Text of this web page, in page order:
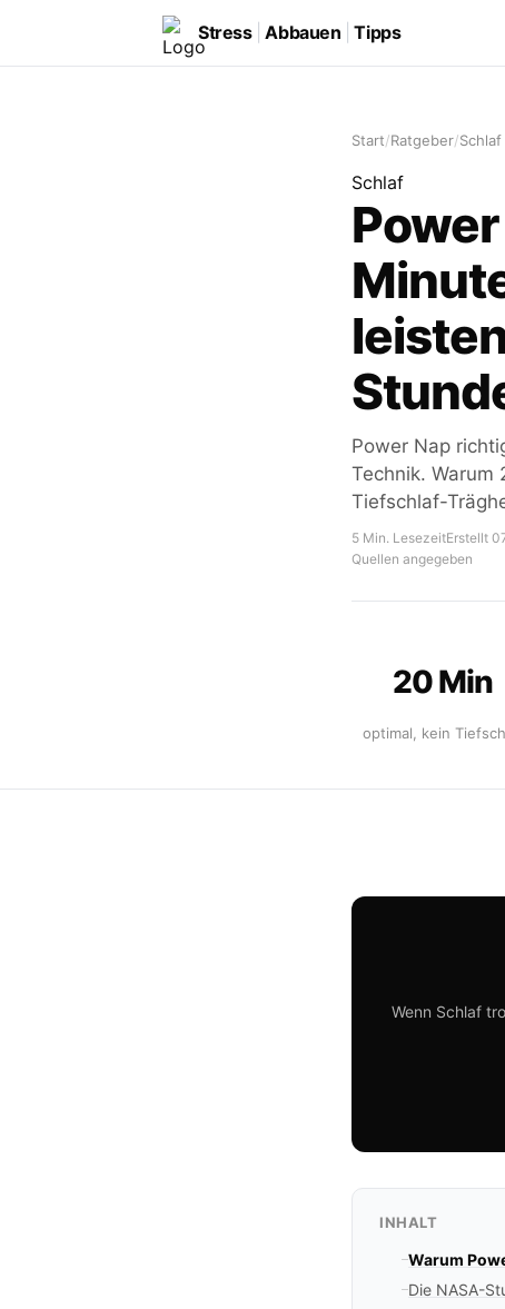
Stress Abbauen Tipps
Start/Ratgeber/Schlaf
Schlaf
Power Nap
Technik. Warum
Tiefschlaf-
5 Min. LesezeitErstellt
Quellen angegeben
20 Min
optimal, kein
Wenn Schlaf
INHALT
Warum
Die NASA-